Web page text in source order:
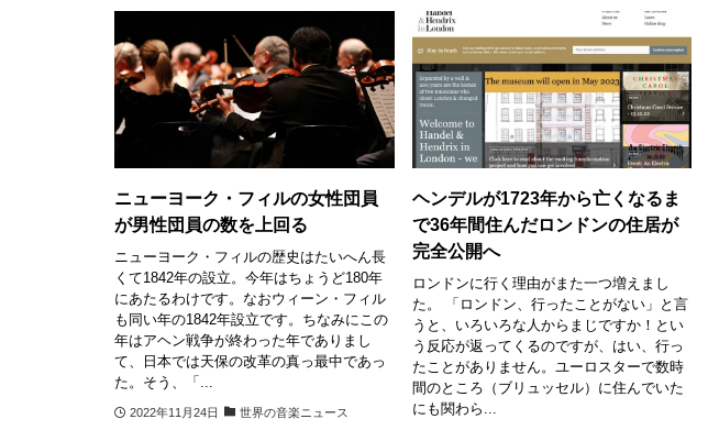
ニューヨーク・フィルの女性団員
が男性団員の数を上回る
ニューヨーク・フィルの歴史はたいへん長
くて1842年の設立。今年はちょうど180年
にあたるわけです。なおウィーン・フィル
も同い年の1842年設立です。ちなみにこの
年はアヘン戦争が終わった年でありまし
て、日本では天保の改革の真っ最中であっ
た。そう、「...
2022年11月24日 世界の音楽ニュース
ヘンデルが1723年から亡くなるま
で36年間住んだロンドンの住居が
完全公開へ
ロンドンに行く理由がまた一つ増えまし
た。 「ロンドン、行ったことがない」と言
うと、いろいろな人からまじですか！とい
う反応が返ってくるのですが、はい、行っ
たことがありません。ユーロスターで数時
間のところ（ブリュッセル）に住んでいた
にも関わら...